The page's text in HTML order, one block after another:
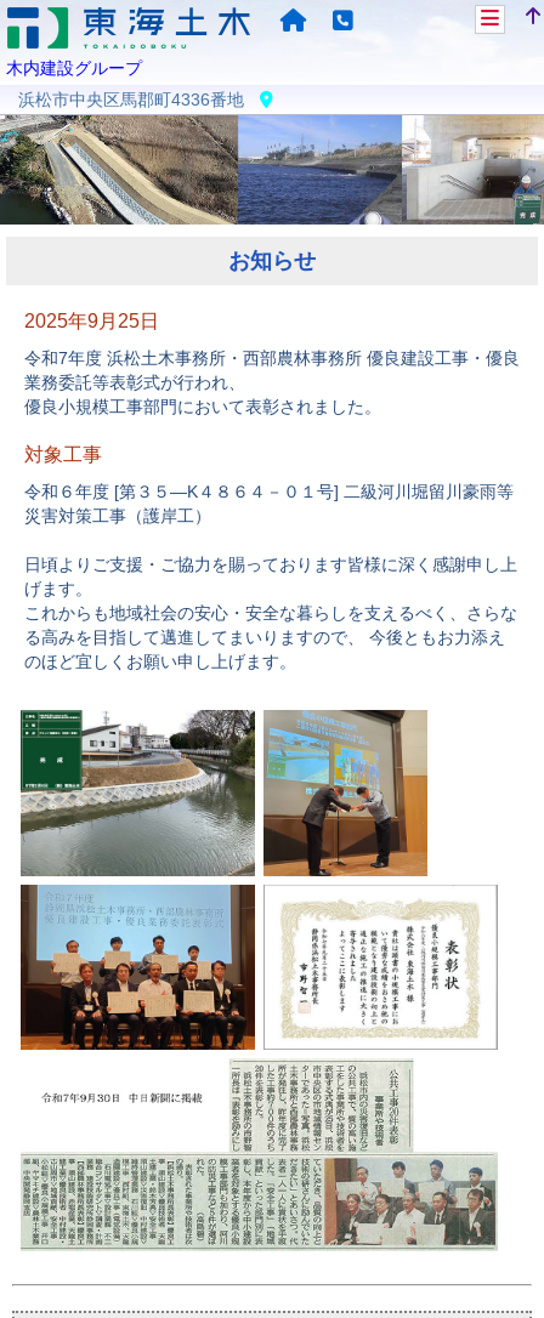
木内建設グループ
浜松市中央区馬郡町4336番地
お知らせ
2025年9月25日
令和7年度 浜松土木事務所・西部農林事務所 優良建設工事・優良
業務委託等表彰式が行われ、
優良小規模工事部門において表彰されました。
対象工事
令和６年度 [第３５―K４８６４－０１号] 二級河川堀留川豪雨等
災害対策工事（護岸工）
日頃よりご支援・ご協力を賜っております皆様に深く感謝申し上
げます。
これからも地域社会の安心・安全な暮らしを支えるべく、さらな
る高みを目指して邁進してまいりますので、 今後ともお力添え
のほど宜しくお願い申し上げます。